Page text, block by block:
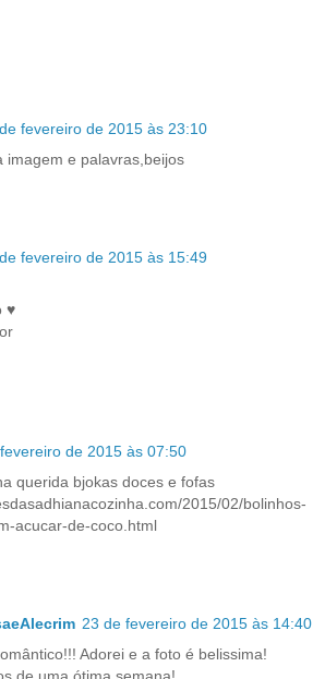
fevereiro de 2015 às 23:10
imagem e palavras,beijos
fevereiro de 2015 às 15:49
♥
de 2015 às 07:50
querida bjokas doces e fofas
2015/02/bolinhos-
acucar-de-coco.html
23 de fevereiro de 2015 às 14:40
Adorei e a foto é belissima!